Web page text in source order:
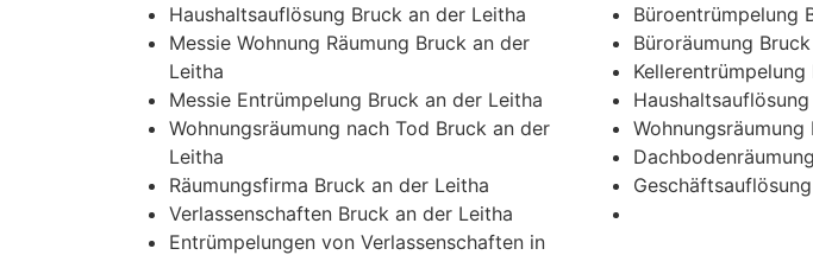
Haushaltsauflösung Bruck an der Leitha
Messie Wohnung Räumung Bruck an der
Leitha
Messie Entrümpelung Bruck an der Leitha
Wohnungsräumung nach Tod Bruck an der
Leitha
Räumungsfirma Bruck an der Leitha
Verlassenschaften Bruck an der Leitha
Entrümpelungen von Verlassenschaften in
Büroentrümpelung
Büroräumung